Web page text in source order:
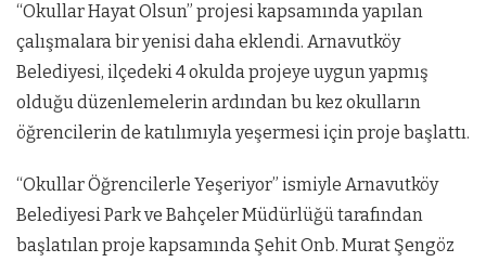
“Okullar Hayat Olsun” projesi kapsamında yapılan
çalışmalara bir yenisi daha eklendi. Arnavutköy
Belediyesi, ilçedeki 4 okulda projeye uygun yapmış
olduğu düzenlemelerin ardından bu kez okulların
öğrencilerin de katılımıyla yeşermesi için proje başlattı.
“Okullar Öğrencilerle Yeşeriyor” ismiyle Arnavutköy
Belediyesi Park ve Bahçeler Müdürlüğü tarafından
başlatılan proje kapsamında Şehit Onb. Murat Şengöz